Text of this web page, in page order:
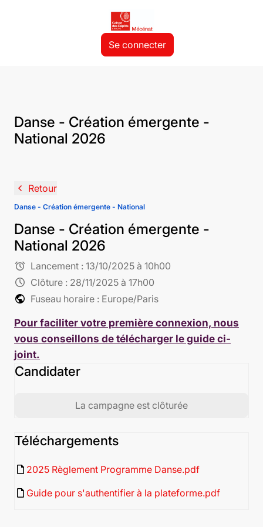
Se connecter
Danse - Création émergente -
National 2026
navigate_before Retour
Danse - Création émergente - National
Danse - Création émergente -
National 2026
alarm Lancement : 13/10/2025 à 10h00
schedule Clôture : 28/11/2025 à 17h00
public Fuseau horaire : Europe/Paris
Pour faciliter votre première connexion, nous
vous conseillons de télécharger le guide ci-
joint.
Candidater
La campagne est clôturée
Téléchargements
insert_drive_file 2025 Règlement Programme Danse.pdf
insert_drive_file Guide pour s'authentifier à la plateforme.pdf